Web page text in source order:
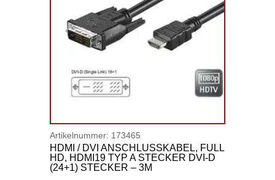
Artikelnummer: 173465
HDMI / DVI ANSCHLUSSKABEL, FULL
HD, HDMI19 TYP A STECKER DVI-D
(24+1) STECKER – 3M